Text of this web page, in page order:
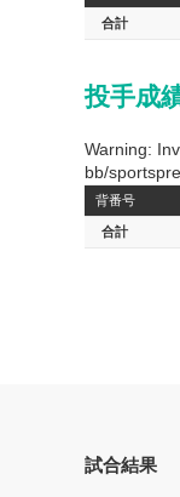
合計
投手成
Warning:
bb/
背番号
合計
試合結果